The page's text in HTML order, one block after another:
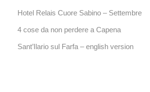
Hotel Relais Cuore Sabino – Settembre
4 cose da non perdere a Capena
Sant’Ilario sul Farfa – english version